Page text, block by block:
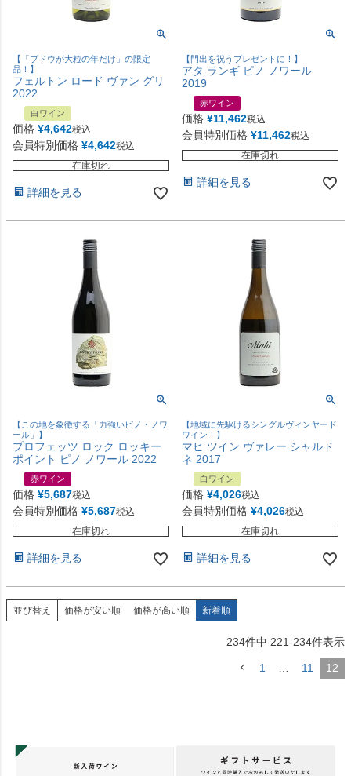
【「ブドウが大粒の年だけ」の限定
品！】
フェルトン ロード ヴァン グリ
2022
白ワイン
価格 ¥4,642税込
会員特別価格 ¥4,642税込
在庫切れ
詳細を見る
【門出を祝うプレゼントに！】
アタ ランギ ピノ ノワール
2019
赤ワイン
価格 ¥11,462税込
会員特別価格 ¥11,462税込
在庫切れ
詳細を見る
【この地を象徴する「力強いピノ・ノワ
ール」】
プロフェッツ ロック ロッキー
ポイント ピノ ノワール 2022
赤ワイン
価格 ¥5,687税込
会員特別価格 ¥5,687税込
在庫切れ
詳細を見る
【地域に先駆けるシングルヴィンヤード
ワイン！】
マヒ ツイン ヴァレー シャルド
ネ 2017
白ワイン
価格 ¥4,026税込
会員特別価格 ¥4,026税込
在庫切れ
詳細を見る
並び替え 価格が安い順 価格が高い順 新着順
234件中 221-234件表示
1 … 11 12